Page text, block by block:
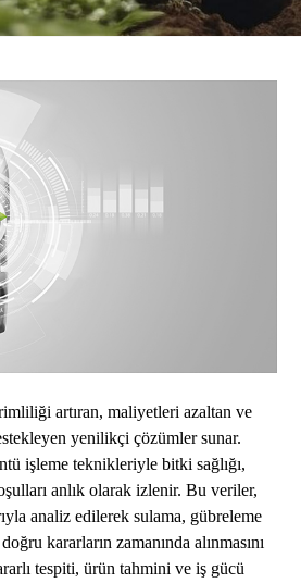
artıran, maliyetleri azaltan ve
yenilikçi çözümler sunar.
işleme teknikleriyle bitki sağlığı,
anlık olarak izlenir. Bu veriler,
analiz edilerek sulama, gübreleme
kararların zamanında alınmasını
tespiti, ürün tahmini ve iş gücü